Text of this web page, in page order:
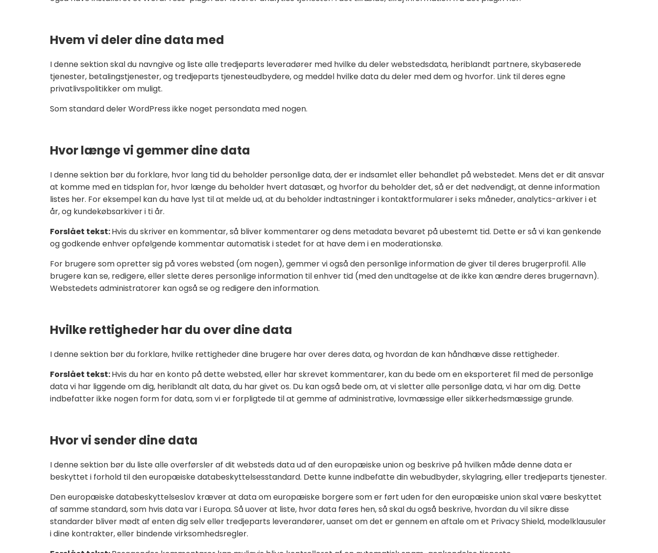
Hvem vi deler dine data med
I denne sektion skal du navngive og liste alle tredjeparts leveradører med hvilke du deler webstedsdata, heriblandt partnere, skybaserede
tjenester, betalingstjenester, og tredjeparts tjenesteudbydere, og meddel hvilke data du deler med dem og hvorfor. Link til deres egne
privatlivspolitikker om muligt.
Som standard deler WordPress ikke noget persondata med nogen.
Hvor længe vi gemmer dine data
I denne sektion bør du forklare, hvor lang tid du beholder personlige data, der er indsamlet eller behandlet på webstedet. Mens det er dit ansvar
at komme med en tidsplan for, hvor længe du beholder hvert datasæt, og hvorfor du beholder det, så er det nødvendigt, at denne information
listes her. For eksempel kan du have lyst til at melde ud, at du beholder indtastninger i kontaktformularer i seks måneder, analytics-arkiver i et
år, og kundekøbsarkiver i ti år.
Forslået tekst:Hvis du skriver en kommentar, så bliver kommentarer og dens metadata bevaret på ubestemt tid. Dette er så vi kan genkende
og godkende enhver opfølgende kommentar automatisk i stedet for at have dem i en moderationskø.
For brugere som opretter sig på vores websted (om nogen), gemmer vi også den personlige information de giver til deres brugerprofil. Alle
brugere kan se, redigere, eller slette deres personlige information til enhver tid (med den undtagelse at de ikke kan ændre deres brugernavn).
Webstedets administratorer kan også se og redigere den information.
Hvilke rettigheder har du over dine data
I denne sektion bør du forklare, hvilke rettigheder dine brugere har over deres data, og hvordan de kan håndhæve disse rettigheder.
Forslået tekst:Hvis du har en konto på dette websted, eller har skrevet kommentarer, kan du bede om en eksporteret fil med de personlige
data vi har liggende om dig, heriblandt alt data, du har givet os. Du kan også bede om, at vi sletter alle personlige data, vi har om dig. Dette
indbefatter ikke nogen form for data, som vi er forpligtede til at gemme af administrative, lovmæssige eller sikkerhedsmæssige grunde.
Hvor vi sender dine data
I denne sektion bør du liste alle overførsler af dit websteds data ud af den europæiske union og beskrive på hvilken måde denne data er
beskyttet i forhold til den europæiske databeskyttelsesstandard. Dette kunne indbefatte din webudbyder, skylagring, eller tredjeparts tjenester.
Den europæiske databeskyttelseslov kræver at data om europæiske borgere som er ført uden for den europæiske union skal være beskyttet
af samme standard, som hvis data var i Europa. Så uover at liste, hvor data føres hen, så skal du også beskrive, hvordan du vil sikre disse
standarder bliver mødt af enten dig selv eller tredjeparts leverandører, uanset om det er gennem en aftale om et Privacy Shield, modelklausuler
i dine kontrakter, eller bindende virksomhedsregler.